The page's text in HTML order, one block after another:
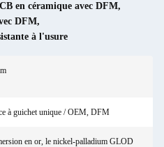
en céramique avec DFM,
DFM,
à l'usure
à guichet unique / OEM, DFM
en or, le nickel-palladium GLOD